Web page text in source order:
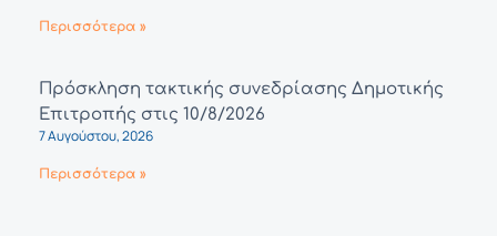
Περισσότερα »
Πρόσκληση τακτικής συνεδρίασης Δημοτικής
Επιτροπής στις 10/8/2026
7 Αυγούστου, 2026
Περισσότερα »